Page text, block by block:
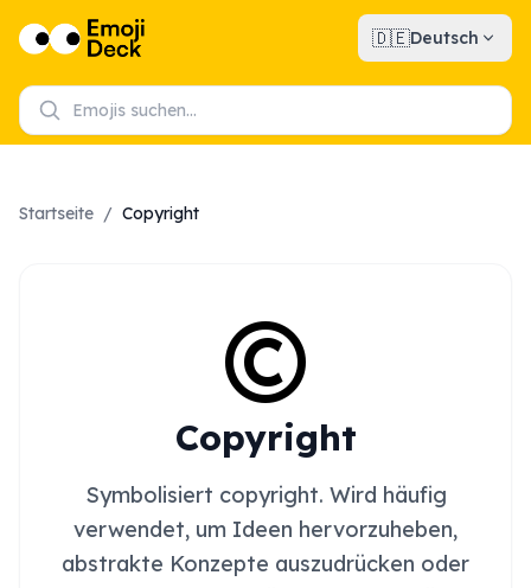
🇩🇪Deutsch
Startseite / Copyright
©️
Copyright
Symbolisiert copyright. Wird häufig
verwendet, um Ideen hervorzuheben,
abstrakte Konzepte auszudrücken oder